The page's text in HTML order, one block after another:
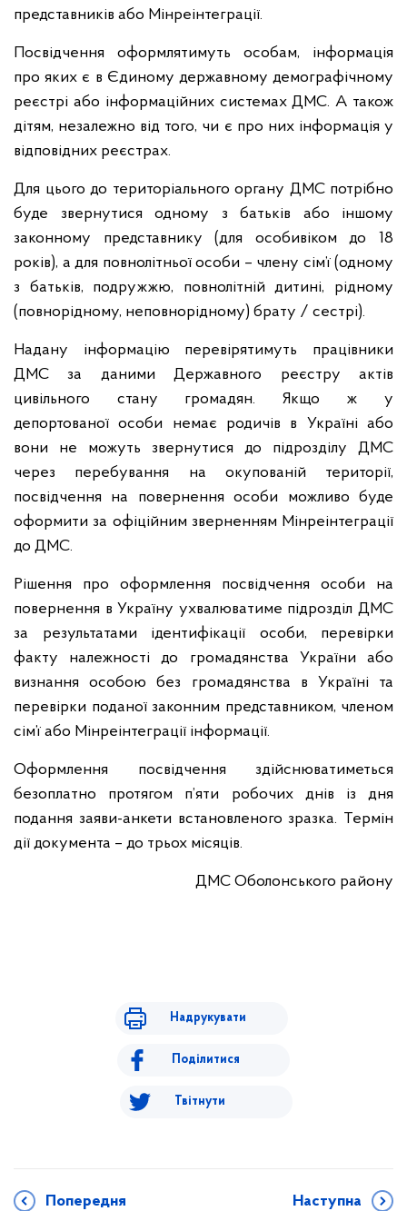
представників або Мінреінтеграції.
Посвідчення оформлятимуть особам, інформація
про яких є в Єдиному державному демографічному
реєстрі або інформаційних системах ДМС. А також
дітям, незалежно від того, чи є про них інформація у
відповідних реєстрах.
Для цього до територіального органу ДМС потрібно
буде звернутися одному з батьків або іншому
законному представнику (для особивіком до 18
років), а для повнолітньої особи – члену сім’ї (одному
з батьків, подружжю, повнолітній дитині, рідному
(повнорідному, неповнорідному) брату / сестрі).
Надану інформацію перевірятимуть працівники
ДМС за даними Державного реєстру актів
цивільного стану громадян. Якщо ж у
депортованої особи немає родичів в Україні або
вони не можуть звернутися до підрозділу ДМС
через перебування на окупованій території,
посвідчення на повернення особи можливо буде
оформити за офіційним зверненням Мінреінтеграції
до ДМС.
Рішення про оформлення посвідчення особи на
повернення в Україну ухвалюватиме підрозділ ДМС
за результатами ідентифікації особи, перевірки
факту належності до громадянства України або
визнання особою без громадянства в Україні та
перевірки поданої законним представником, членом
сім’ї або Мінреінтеграції інформації.
Оформлення посвідчення здійснюватиметься
безоплатно протягом п’яти робочих днів із дня
подання заяви-анкети встановленого зразка. Термін
дії документа – до трьох місяців.
ДМС Оболонського району
Надрукувати
Поділитися
Твітнути
Попередня Наступна